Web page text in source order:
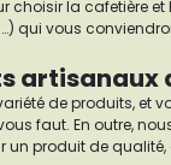
la cafetière et
qui vous
artisanaux
de produits, et
faut. En outre,
un produit de